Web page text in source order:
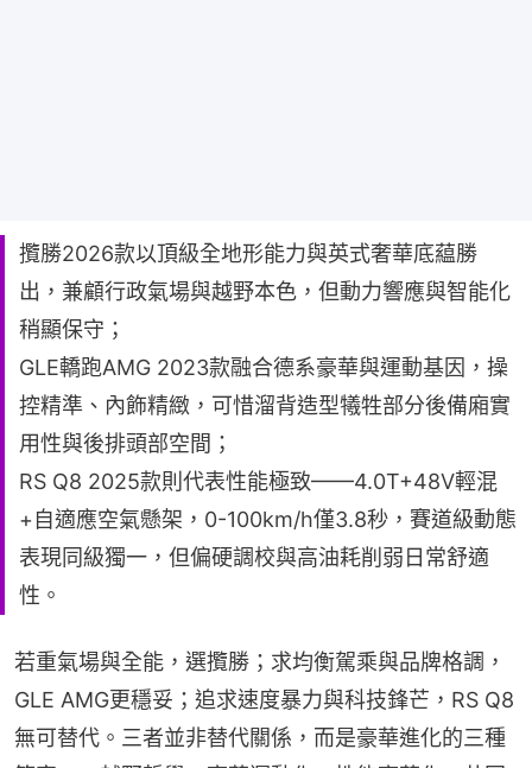
攬勝2026款以頂級全地形能力與英式奢華底藴勝
出，兼顧行政氣場與越野本色，但動力響應與智能化
稍顯保守；
GLE轎跑AMG 2023款融合德系豪華與運動基因，操
控精準、內飾精緻，可惜溜背造型犧牲部分後備廂實
用性與後排頭部空間；
RS Q8 2025款則代表性能極致——4.0T+48V輕混
+自適應空氣懸架，0-100km/h僅3.8秒，賽道級動態
表現同級獨一，但偏硬調校與高油耗削弱日常舒適
性。
若重氣場與全能，選攬勝；求均衡駕乘與品牌格調，
GLE AMG更穩妥；追求速度暴力與科技鋒芒，RS Q8
無可替代。三者並非替代關係，而是豪華進化的三種